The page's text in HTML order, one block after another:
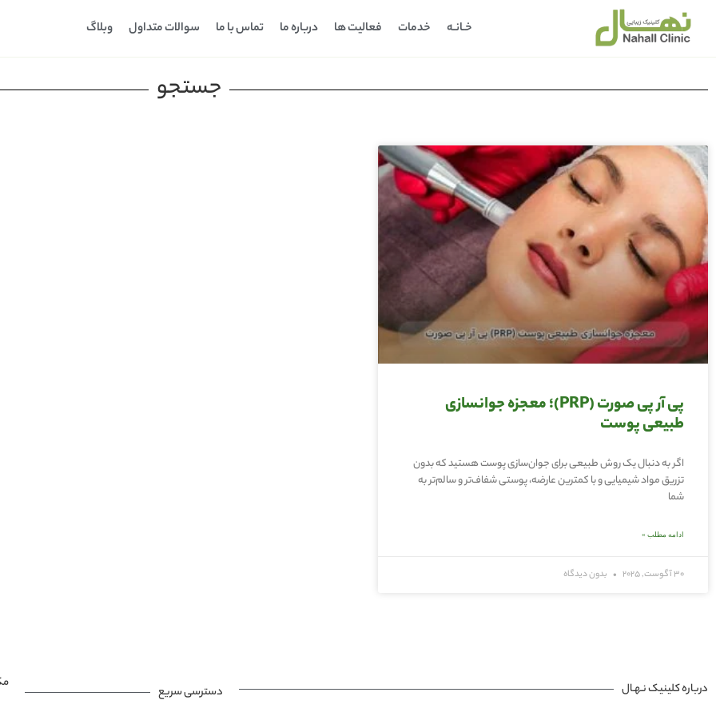
خـانـه خدمات فعالیت ها درباره ما تماس با ما سوالات متداول وبلاگ
جستجو
پی آر پی صورت (PRP)؛ معجزه جوانسازی
طبیعی پوست
اگر به دنبال یک روش طبیعی برای جوان‌سازی پوست هستید که بدون
تزریق مواد شیمیایی و با کمترین عارضه، پوستی شفاف‌تر و سالم‌تر به
شما
ادامه مطلب »
30 آگوست, 2025 بدون دیدگاه
درباره کلینیک نـهـال دسترسی سریع